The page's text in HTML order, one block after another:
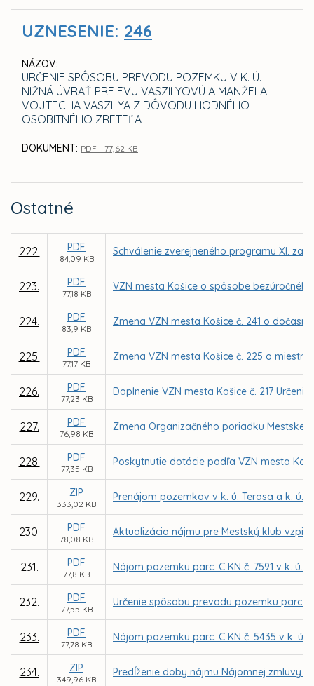
UZNESENIE: 246
NÁZOV:
URČENIE SPÔSOBU PREVODU POZEMKU V K. Ú.
NIŽNÁ ÚVRAŤ PRE EVU VASZILYOVÚ A MANŽELA
VOJTECHA VASZILYA Z DÔVODU HODNÉHO
OSOBITNÉHO ZRETEĽA
DOKUMENT: PDF - 77,62 KB
Ostatné
222. PDF
84,09 KB
Schválenie zverejneného programu XI.
223. PDF
77,18 KB
VZN mesta Košice o spôsobe
224. PDF
83,9 KB
Zmena VZN mesta Košice č. 241 o
225. PDF
77,17 KB
Zmena VZN mesta Košice č. 225 o
226. PDF
77,23 KB
Doplnenie VZN mesta Košice č. 217
227. PDF
76,98 KB
Zmena Organizačného poriadku Mestskej
228. PDF
77,35 KB
Poskytnutie dotácie podľa VZN mesta
229. ZIP
333,02 KB
Prenájom pozemkov v k. ú. Terasa a k. ú.
230. PDF
78,08 KB
Aktualizácia nájmu pre Mestský klub
231. PDF
77,8 KB
Nájom pozemku parc. C KN č. 7591 v k.
232. PDF
77,55 KB
Určenie spôsobu prevodu pozemku parc.
233. PDF
77,78 KB
Nájom pozemku parc. C KN č. 5435 v k.
234. ZIP
349,96 KB
Predĺženie doby nájmu Nájomnej zmluvy